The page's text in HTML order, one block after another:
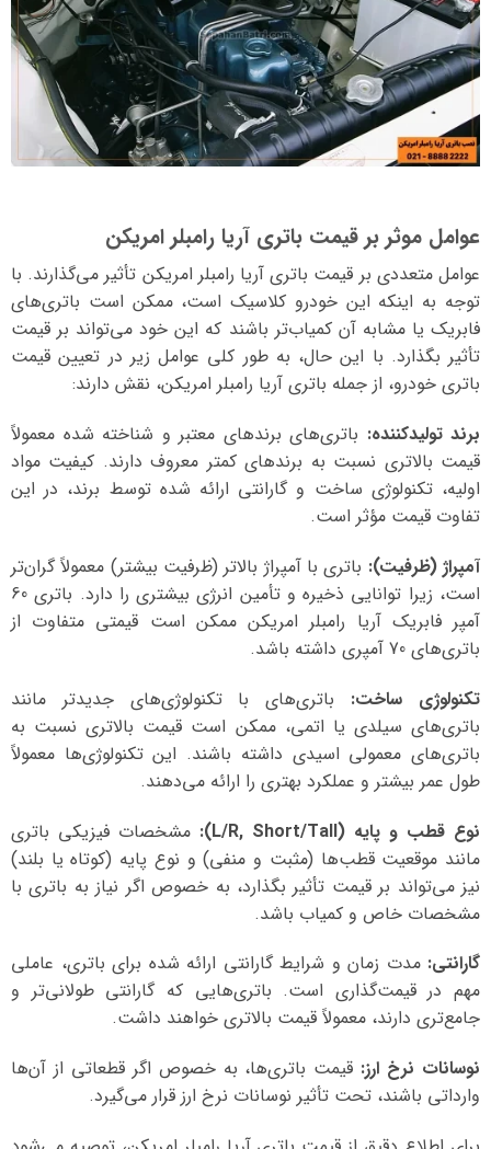
عوامل موثر بر قیمت باتری آریا رامبلر امریکن
عوامل متعددی بر قیمت باتری آریا رامبلر امریکن تأثیر می‌گذارند. با
توجه به اینکه این خودرو کلاسیک است، ممکن است باتری‌های
فابریک یا مشابه آن کمیاب‌تر باشند که این خود می‌تواند بر قیمت
تأثیر بگذارد. با این حال، به طور کلی عوامل زیر در تعیین قیمت
باتری خودرو، از جمله باتری آریا رامبلر امریکن، نقش دارند:
برند تولیدکننده: باتری‌های برندهای معتبر و شناخته شده معمولاً
قیمت بالاتری نسبت به برندهای کمتر معروف دارند. کیفیت مواد
اولیه، تکنولوژی ساخت و گارانتی ارائه شده توسط برند، در این
تفاوت قیمت مؤثر است.
آمپراژ (ظرفیت): باتری با آمپراژ بالاتر (ظرفیت بیشتر) معمولاً گران‌تر
است، زیرا توانایی ذخیره و تأمین انرژی بیشتری را دارد. باتری 60
آمپر فابریک آریا رامبلر امریکن ممکن است قیمتی متفاوت از
باتری‌های 70 آمپری داشته باشد.
تکنولوژی ساخت: باتری‌های با تکنولوژی‌های جدیدتر مانند
باتری‌های سیلدی یا اتمی، ممکن است قیمت بالاتری نسبت به
باتری‌های معمولی اسیدی داشته باشند. این تکنولوژی‌ها معمولاً
طول عمر بیشتر و عملکرد بهتری را ارائه می‌دهند.
نوع قطب و پایه (L/R, Short/Tall):
مشخصات فیزیکی باتری
مانند موقعیت قطب‌ها (مثبت و منفی) و نوع پایه (کوتاه یا بلند)
نیز می‌تواند بر قیمت تأثیر بگذارد، به خصوص اگر نیاز به باتری با
مشخصات خاص و کمیاب باشد.
گارانتی: مدت زمان و شرایط گارانتی ارائه شده برای باتری، عاملی
مهم در قیمت‌گذاری است. باتری‌هایی که گارانتی طولانی‌تر و
جامع‌تری دارند، معمولاً قیمت بالاتری خواهند داشت.
نوسانات نرخ ارز: قیمت باتری‌ها، به خصوص اگر قطعاتی از آن‌ها
وارداتی باشند، تحت تأثیر نوسانات نرخ ارز قرار می‌گیرد.